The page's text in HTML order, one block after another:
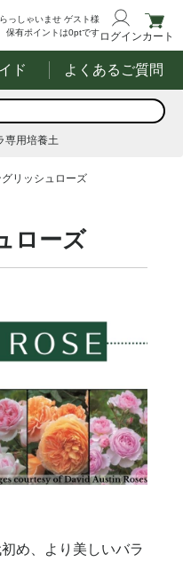
っしゃいませ ゲスト様
保有ポイントは0ptですログインカート
ド よくあるご質問
ラ、バラ専用培養土
専用培養土
グリッシュローズ
ローズ
め、より美しいバラ